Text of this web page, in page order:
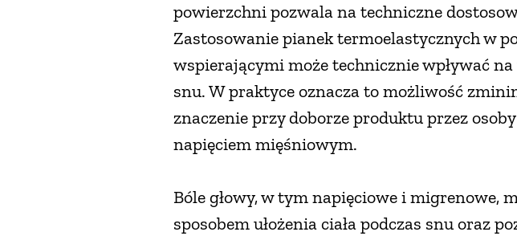
powierzchni pozwala na techniczne
Zastosowanie pianek termoelastycznych w
wspierającymi może technicznie wpływać
snu. W praktyce oznacza to możliwość
znaczenie przy doborze produktu przez
napięciem mięśniowym.
Bóle głowy, w tym napięciowe i migrenowe,
sposobem ułożenia ciała podczas snu oraz